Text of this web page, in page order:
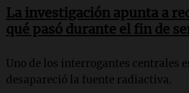
La investigación apunta a
qué pasó durante el fin de
Uno de los interrogantes centrales
desapareció la fuente radiactiva.